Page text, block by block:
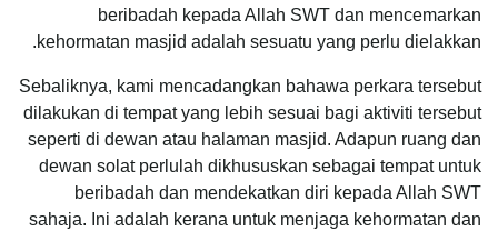
beribadah kepada Allah SWT dan mencemarkan
kehormatan masjid adalah sesuatu yang perlu dielakkan.
Sebaliknya, kami mencadangkan bahawa perkara tersebut
dilakukan di tempat yang lebih sesuai bagi aktiviti tersebut
seperti di dewan atau halaman masjid. Adapun ruang dan
dewan solat perlulah dikhususkan sebagai tempat untuk
beribadah dan mendekatkan diri kepada Allah SWT
sahaja. Ini adalah kerana untuk menjaga kehormatan dan